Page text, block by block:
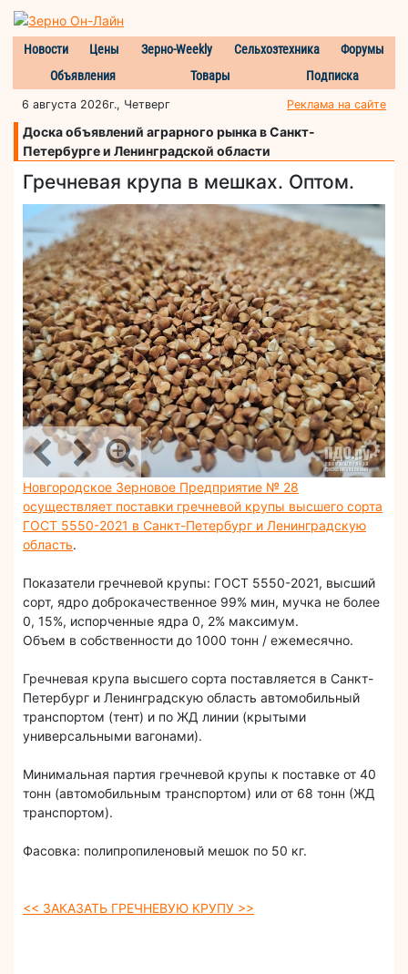
Новости Цены Зерно-Weekly Сельхозтехника
Форумы
Объявления
Товары Подписка
6 августа 2026г., Четверг Реклама на сайте
Доска объявлений аграрного рынка в Санкт-
Петербурге и Ленинградской области
Гречневая крупа в мешках. Оптом.
Новгородское Зерновое Предприятие № 28
осуществляет поставки гречневой крупы высшего сорта
ГОСТ 5550-2021 в Санкт-Петербург и Ленинградскую
область.
Показатели гречневой крупы: ГОСТ 5550-2021, высший
сорт, ядро доброкачественное 99% мин, мучка не более
0, 15%, испорченные ядра 0, 2% максимум.
Объем в собственности до 1000 тонн / ежемесячно.
Гречневая крупа высшего сорта поставляется в Санкт-
Петербург и Ленинградскую область автомобильный
транспортом (тент) и по ЖД линии (крытыми
универсальными вагонами).
Минимальная партия гречневой крупы к поставке от 40
тонн (автомобильным транспортом) или от 68 тонн (ЖД
транспортом).
Фасовка: полипропиленовый мешок по 50 кг.
<< ЗАКАЗАТЬ ГРЕЧНЕВУЮ КРУПУ >>